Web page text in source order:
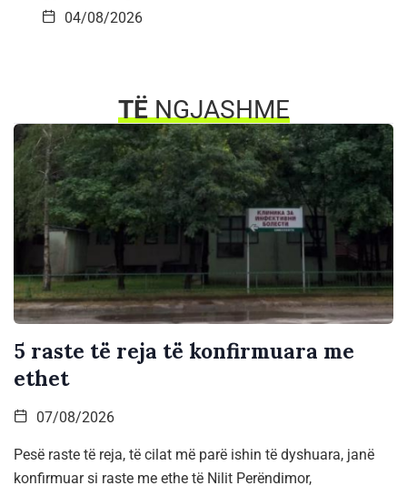
04/08/2026
TËNGJASHME
5 raste të reja të konfirmuara me
ethet
07/08/2026
Pesë raste të reja, të cilat më parë ishin të dyshuara, janë
konfirmuar si raste me ethe të Nilit Perëndimor,